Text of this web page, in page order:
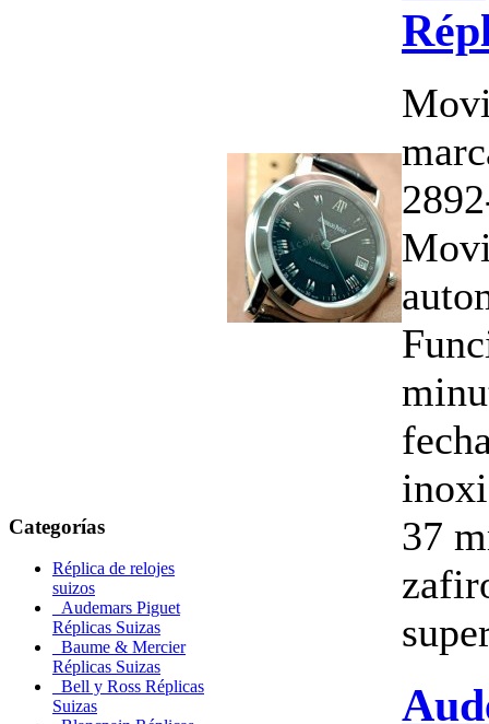
Categorías
Réplica de relojes
suizos
Audemars Piguet
Réplicas Suizas
Baume & Mercier
Réplicas Suizas
Bell y Ross Réplicas
Suizas
37